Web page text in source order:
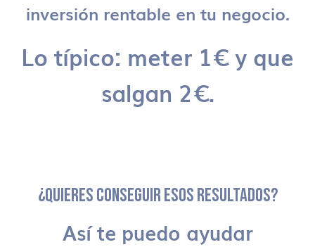
inversión rentable en tu negocio.
Lo típico: meter 1€ y que
salgan 2€.
¿QUIERES CONSEGUIR ESOS RESULTADOS?
Así te puedo ayudar